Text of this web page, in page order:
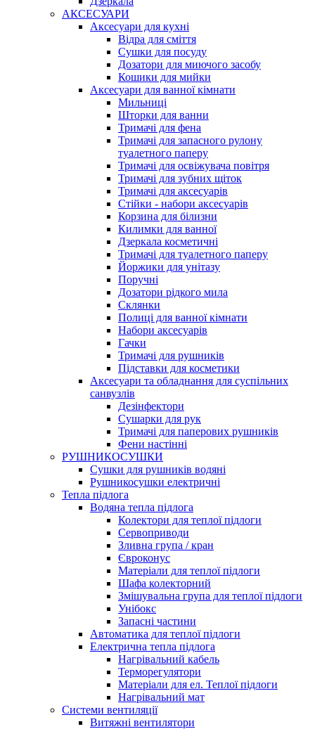
АКСЕСУАРИ
Аксесуари для кухні
Відра для сміття
Сушки для посуду
Дозатори для миючого засобу
Кошики для мийки
Аксесуари для ванної кімнати
Мильниці
Шторки для ванни
Тримачі для фена
Тримачі для запасного рулону
туалетного паперу
Тримачі для освіжувача повітря
Тримачі для зубних щіток
Тримачі для аксесуарів
Стійки - набори аксесуарів
Корзина для білизни
Килимки для ванної
Дзеркала косметичні
Тримачі для туалетного паперу
Йоржики для унітазу
Поручні
Дозатори рідкого мила
Склянки
Полиці для ванної кімнати
Набори аксесуарів
Гачки
Тримачі для рушників
Підставки для косметики
Аксесуари та обладнання для суспільних
санвузлів
Дезінфектори
Сушарки для рук
Тримачі для паперових рушників
Фени настінні
РУШНИКОСУШКИ
Сушки для рушників водяні
Рушникосушки електричні
Тепла підлога
Водяна тепла підлога
Колектори для теплої підлоги
Сервоприводи
Зливна група / кран
Євроконус
Матеріали для теплої підлоги
Шафа колекторний
Змішувальна група для теплої підлоги
Унібокс
Запасні частини
Автоматика для теплої підлоги
Електрична тепла підлога
Нагрівальний кабель
Терморегулятори
Матеріали для ел. Теплої підлоги
Нагрівальний мат
Системи вентиляції
Витяжні вентилятори